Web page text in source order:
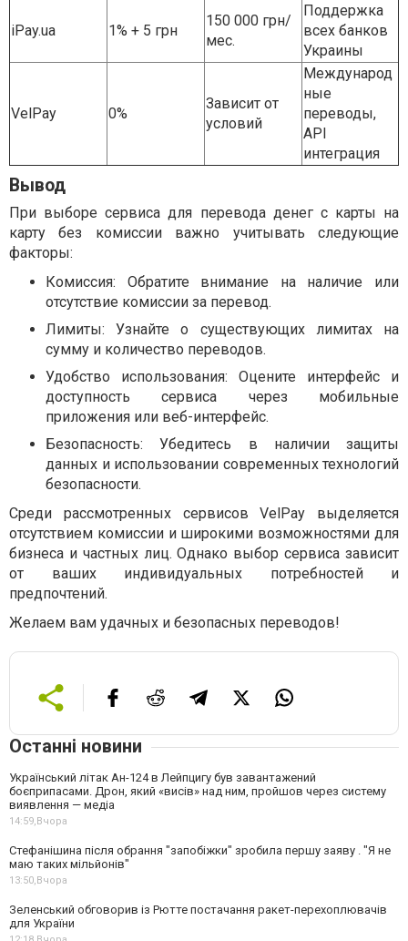
iPay.ua 1% + 5 грн
150 000 грн/
мес.
Поддержка
всех банков
Украины
VelPay 0%
Зависит от
условий
Международ
ные
переводы,
API
интеграция
Вывод
При выборе сервиса для перевода денег с карты на
карту без комиссии важно учитывать следующие
факторы:
Комиссия: Обратите внимание на наличие или
отсутствие комиссии за перевод.
Лимиты: Узнайте о существующих лимитах на
сумму и количество переводов.
Удобство использования: Оцените интерфейс и
доступность сервиса через мобильные
приложения или веб-интерфейс.
Безопасность: Убедитесь в наличии защиты
данных и использовании современных технологий
безопасности.
Среди рассмотренных сервисов VelPay выделяется
отсутствием комиссии и широкими возможностями для
бизнеса и частных лиц. Однако выбор сервиса зависит
от ваших индивидуальных потребностей и
предпочтений.
Желаем вам удачных и безопасных переводов!
Останні новини
Український літак Ан-124 в Лейпцигу був завантажений
боєприпасами. Дрон, який «висів» над ним, пройшов через систему
виявлення — медіа
14:59,Вчора
Стефанішина після обрання "запобіжки" зробила першу заяву . "Я не
маю таких мільйонів"
13:50,Вчора
Зеленський обговорив із Рютте постачання ракет-перехоплювачів
для України